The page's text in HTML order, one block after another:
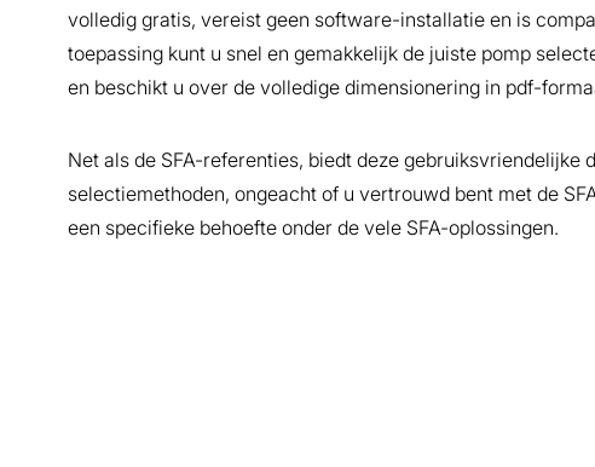
volledig gratis, vereist geen software-installatie en is
toepassing kunt u snel en gemakkelijk de juiste pomp
en beschikt u over de volledige dimensionering in pdf-
Net als de SFA-referenties, biedt deze gebruiksvriendelijke
selectiemethoden, ongeacht of u vertrouwd bent met de
een specifieke behoefte onder de vele SFA-oplossingen.